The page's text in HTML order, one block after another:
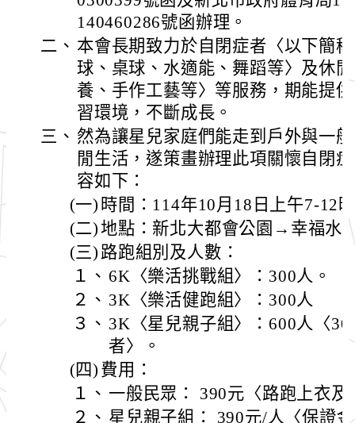
140460286號函辦理。
二、 本會長期致力於自閉症者〈以下簡
球、桌球、水適能、舞蹈等〉及休
養、手作工藝等〉等服務，期能提
習環境，不斷成長。
三、 然為讓星兒家庭們能走到戶外與一
閒生活，遂策畫辦理此項關懷自閉
容如下：
(一) 時間：114年10月18日上午7-12
(二)地點：新北大都會公園→幸福水
(三) 路跑組別及人數：
１、 6K〈樂活挑戰組〉：300人。
２、 3K〈樂活健跑組〉：300人
３、 3K〈星兒親子組〉：600人〈
者〉。
(四) 費用：
１、 一般民眾： 390元〈路跑上衣
２、 星兒親子組： 390元/人〈保證